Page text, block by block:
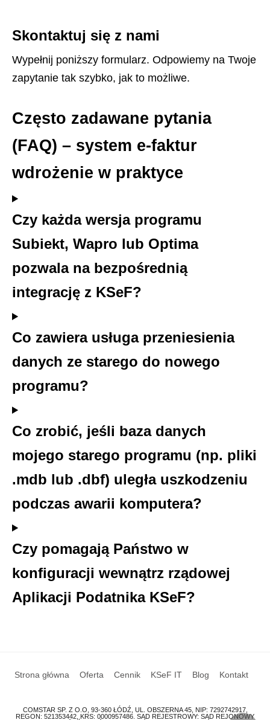
Skontaktuj się z nami
Wypełnij poniższy formularz. Odpowiemy na Twoje
zapytanie tak szybko, jak to możliwe.
Często zadawane pytania
(FAQ) – system e-faktur
wdrożenie w praktyce
Czy każda wersja programu
Subiekt, Wapro lub Optima
pozwala na bezpośrednią
integrację z KSeF?
Co zawiera usługa przeniesienia
danych ze starego do nowego
programu?
Co zrobić, jeśli baza danych
mojego starego programu (np. pliki
.mdb lub .dbf) uległa uszkodzeniu
podczas awarii komputera?
Czy pomagają Państwo w
konfiguracji wewnątrz rządowej
Aplikacji Podatnika KSeF?
Strona główna Oferta Cennik KSeF IT Blog Kontakt
COMSTAR SP. Z O.O, 93-360 ŁÓDŹ, UL. OBSZERNA 45, NIP: 7292742917,
REGON: 521353442, KRS: 0000957486. SĄD REJESTROWY: SĄD REJONOWY